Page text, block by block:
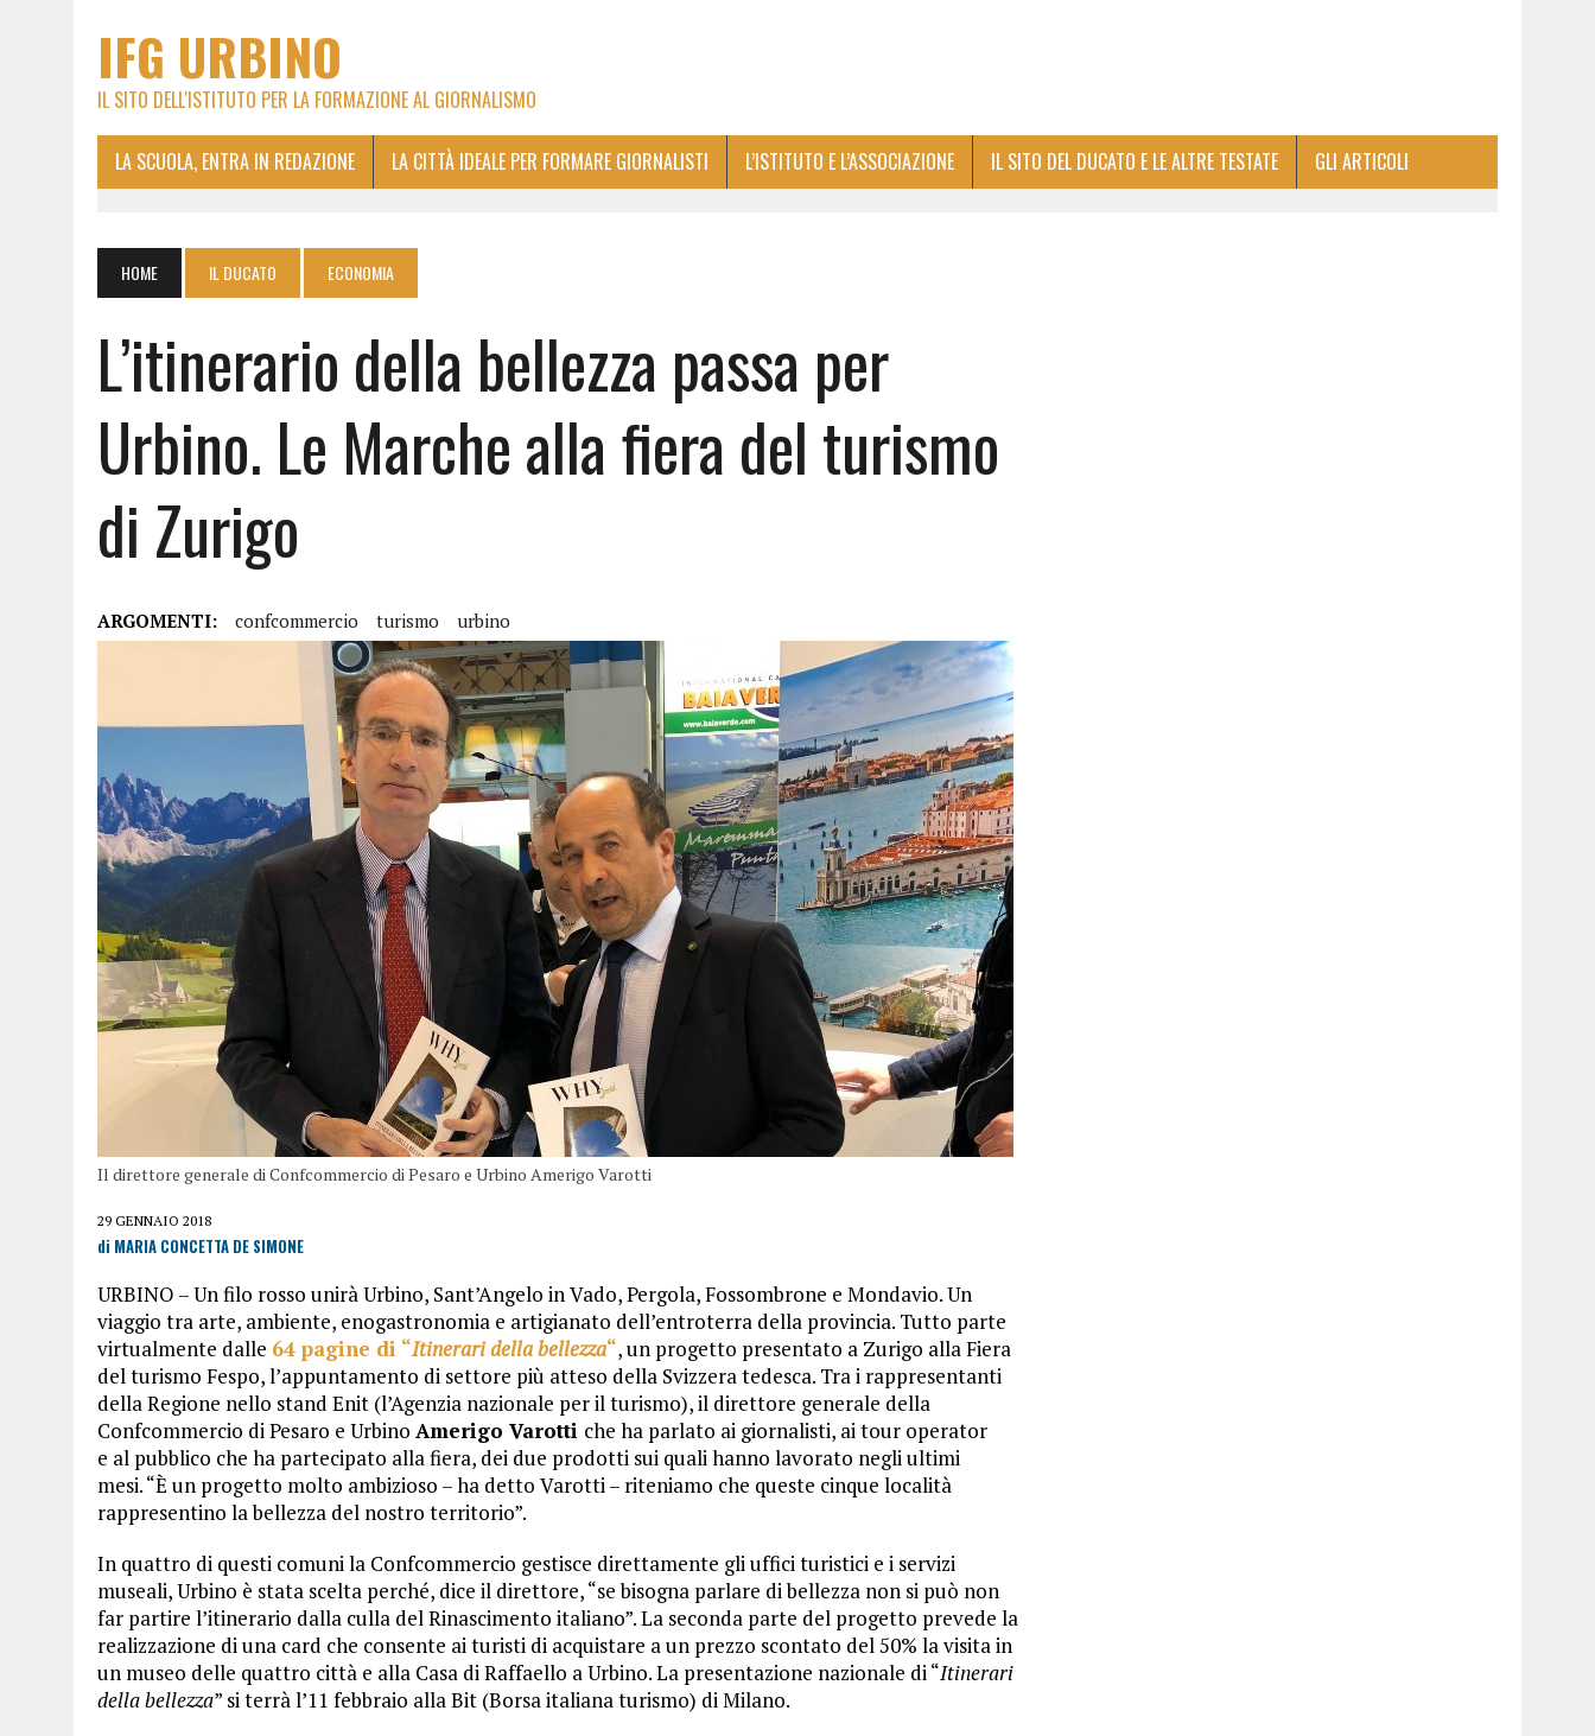
IFG URBINO
IL SITO DELL'ISTITUTO PER LA FORMAZIONE AL GIORNALISMO
LA SCUOLA, ENTRA IN REDAZIONE LA CITTÀ IDEALE PER FORMARE GIORNALISTI L’ISTITUTO E L’ASSOCIAZIONE IL SITO DEL DUCATO E LE ALTRE TESTATE GLI ARTICOLI
HOME IL DUCATO ECONOMIA
L’itinerario della bellezza passa per
Urbino. Le Marche alla fiera del turismo
di Zurigo
ARGOMENTI: confcommercio turismo urbino
Il direttore generale di Confcommercio di Pesaro e Urbino Amerigo Varotti
29 GENNAIO 2018
di MARIA CONCETTA DE SIMONE
URBINO – Un filo rosso unirà Urbino, Sant’Angelo in Vado, Pergola, Fossombrone e Mondavio. Un
viaggio tra arte, ambiente, enogastronomia e artigianato dell’entroterra della provincia. Tutto parte
virtualmente dalle 64 pagine di “Itinerari della bellezza“, un progetto presentato a Zurigo alla Fiera
del turismo Fespo, l’appuntamento di settore più atteso della Svizzera tedesca. Tra i rappresentanti
della Regione nello stand Enit (l’Agenzia nazionale per il turismo), il direttore generale della
Confcommercio di Pesaro e Urbino Amerigo Varotti che ha parlato ai giornalisti, ai tour operator
e al pubblico che ha partecipato alla fiera, dei due prodotti sui quali hanno lavorato negli ultimi
mesi. “È un progetto molto ambizioso – ha detto Varotti – riteniamo che queste cinque località
rappresentino la bellezza del nostro territorio”.
In quattro di questi comuni la Confcommercio gestisce direttamente gli uffici turistici e i servizi
museali, Urbino è stata scelta perché, dice il direttore, “se bisogna parlare di bellezza non si può non
far partire l’itinerario dalla culla del Rinascimento italiano”. La seconda parte del progetto prevede la
realizzazione di una card che consente ai turisti di acquistare a un prezzo scontato del 50% la visita in
un museo delle quattro città e alla Casa di Raffaello a Urbino. La presentazione nazionale di “Itinerari
della bellezza” si terrà l’11 febbraio alla Bit (Borsa italiana turismo) di Milano.